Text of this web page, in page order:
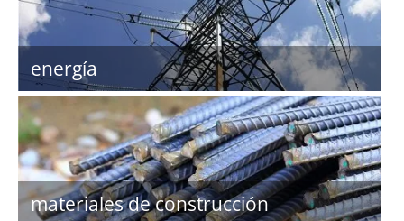
energía
materiales de construcción